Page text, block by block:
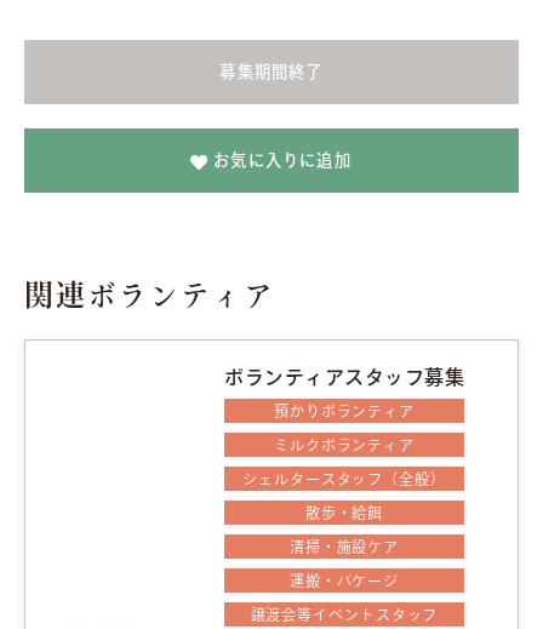
募集期間終了
お気に入りに追加
関連ボランティア
ボランティアスタッフ募集
預かりボランティア
ミルクボランティア
シェルタースタッフ（全般）
散歩・給餌
清掃・施設ケア
運搬・バケージ
譲渡会等イベントスタッフ